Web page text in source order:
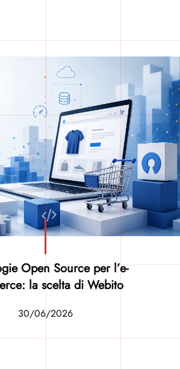
Open Source per l’e-
la scelta di Webito
30/06/2026